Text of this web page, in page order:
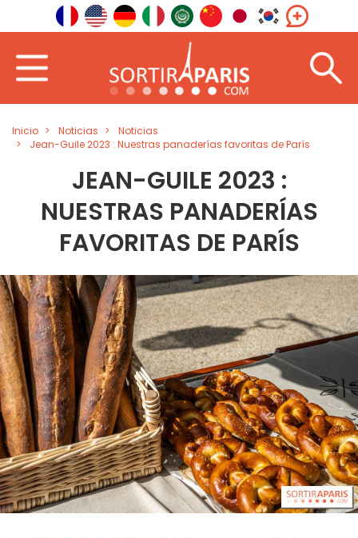
Inicio Noticias
Noticias
Jean-Guile 2023 : Nuestras panaderías favoritas de París
JEAN-GUILE 2023 :
NUESTRAS PANADERÍAS
FAVORITAS DE PARÍS